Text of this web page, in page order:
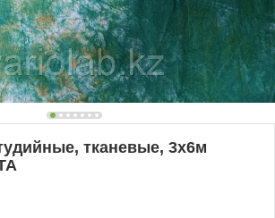
тканевые, 3х6м